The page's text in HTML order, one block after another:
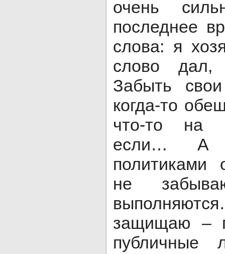
очень
последнее
слова: я
слово
Забыть
когда-то
что-то на
если… А
политиками
не
защищаю –